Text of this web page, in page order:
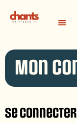
Mon
Se connecter